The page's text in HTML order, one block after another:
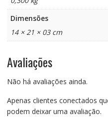
Dimensões
14 × 21 × 03 cm
Avaliações
Não há avaliações ainda.
Apenas clientes conectados
podem deixar uma avaliação.